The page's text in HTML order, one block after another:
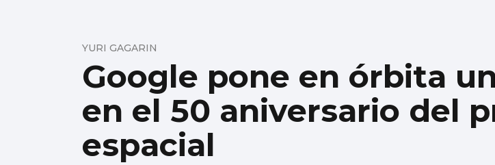
Google pone en órbita
en el 50 aniversario del
espacial
YURI GAGARIN